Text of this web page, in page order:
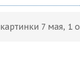
7 мая, 1